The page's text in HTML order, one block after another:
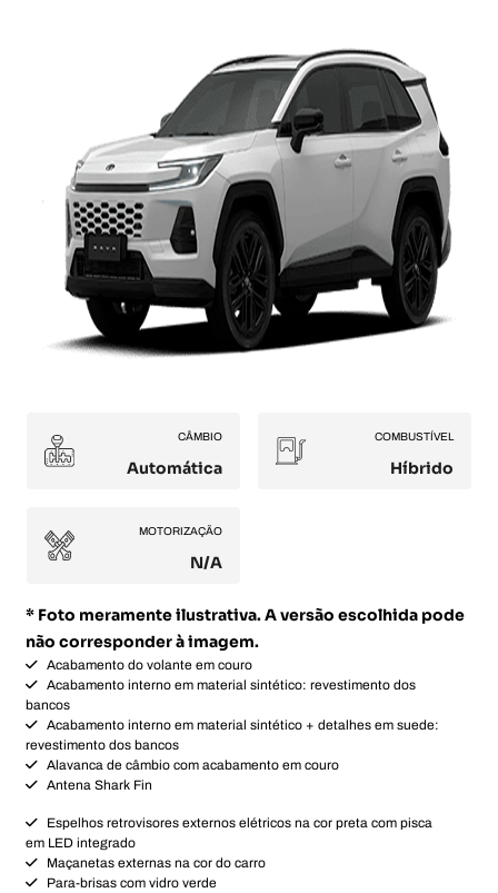
CÂMBIO
Automática
COMBUSTÍVEL
Híbrido
MOTORIZAÇÃO
N/A
* Foto meramente ilustrativa. A versão escolhida pode
não corresponder à imagem.
Acabamento do volante em couro
Acabamento interno em material sintético: revestimento dos
bancos
Acabamento interno em material sintético + detalhes em suede:
revestimento dos bancos
Alavanca de câmbio com acabamento em couro
Antena Shark Fin
Espelhos retrovisores externos elétricos na cor preta com pisca
em LED integrado
Maçanetas externas na cor do carro
Para-brisas com vidro verde